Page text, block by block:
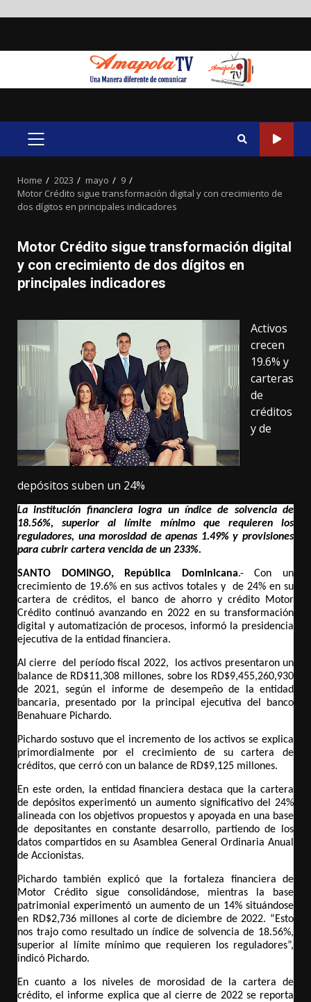
PRIMARY
Home 2023 mayo
9
Motor Crédito sigue transformación digital y con crecimiento de
dos dígitos en principales indicadores
Motor Crédito sigue transformación digital
y con crecimiento de dos dígitos en
principales indicadores
Activos
crecen
19.6% y
carteras
de
créditos
y de
depósitos suben un 24%
La institución financiera logra un índice de solvencia de
18.56%, superior al límite mínimo que requieren los
reguladores, una morosidad de apenas 1.49% y provisiones
para cubrir cartera vencida de un 233%.
SANTO DOMINGO, República Dominicana.- Con un
crecimiento de 19.6% en sus activos totales y  de 24% en su
cartera de créditos, el banco de ahorro y crédito Motor
Crédito continuó avanzando en 2022 en su transformación
digital y automatización de procesos, informó la presidencia
ejecutiva de la entidad financiera.
Al cierre  del período fiscal 2022,  los activos presentaron un
balance de RD$11,308 millones, sobre los RD$9,455,260,930
de 2021, según el informe de desempeño de la entidad
bancaria, presentado por la principal ejecutiva del banco
Benahuare Pichardo.
Pichardo sostuvo que el incremento de los activos se explica
primordialmente por el crecimiento de su cartera de
créditos, que cerró con un balance de RD$9,125 millones.
En este orden, la entidad financiera destaca que la cartera
de depósitos experimentó un aumento significativo del 24%
alineada con los objetivos propuestos y apoyada en una base
de depositantes en constante desarrollo, partiendo de los
datos compartidos en su Asamblea General Ordinaria Anual
de Accionistas.
Pichardo también explicó que la fortaleza financiera de
Motor Crédito sigue consolidándose, mientras la base
patrimonial experimentó un aumento de un 14% situándose
en RD$2,736 millones al corte de diciembre de 2022. “Esto
nos trajo como resultado un índice de solvencia de 18.56%,
superior al límite mínimo que requieren los reguladores”,
indicó Pichardo.
En cuanto a los niveles de morosidad de la cartera de
crédito, el informe explica que al cierre de 2022 se reporta